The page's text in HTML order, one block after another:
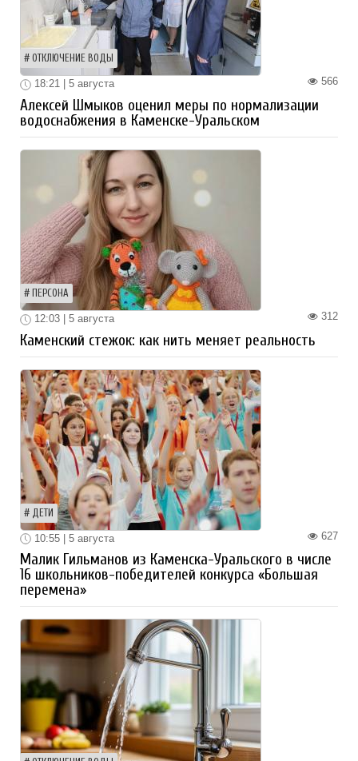
ОТКЛЮЧЕНИЕ ВОДЫ
566
18:21 | 5 августа
Алексей Шмыков оценил меры по нормализации
водоснабжения в Каменске-Уральском
ПЕРСОНА
312
12:03 | 5 августа
Каменский стежок: как нить меняет реальность
ДЕТИ
627
10:55 | 5 августа
Малик Гильманов из Каменска-Уральского в числе
16 школьников-победителей конкурса «Большая
перемена»